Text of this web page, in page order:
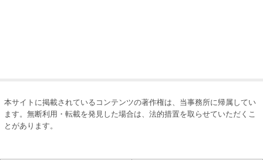
本サイトに掲載されているコンテンツの著作権は、当事務所に帰属してい
ます。無断利用・転載を発見した場合は、法的措置を取らせていただくこ
とがあります。